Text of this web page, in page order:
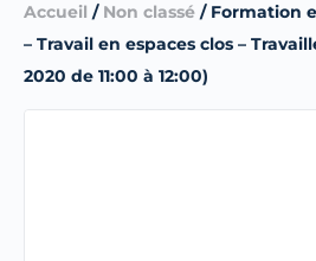
Accueil / Non classé / Formation
– Travail en espaces clos –
2020 de 11:00 à 12:00)